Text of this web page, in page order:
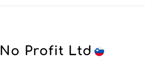
No Profit Ltd